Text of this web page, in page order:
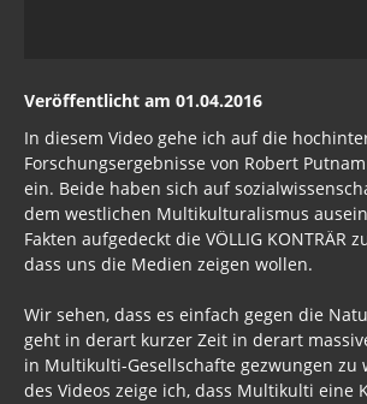
Veröffentlicht am 01.04.2016
In diesem Video gehe ich auf die
Forschungsergebnisse von Robert
ein. Beide haben sich auf
dem westlichen Multikulturalismus
Fakten aufgedeckt die VÖLLIG KONTRÄR
dass uns die Medien zeigen wollen.
Wir sehen, dass es einfach gegen die
geht in derart kurzer Zeit in derart
in Multikulti-Gesellschafte gezwungen zu
des Videos zeige ich, dass Multikulti eine